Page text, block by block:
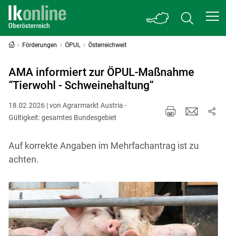
Förderungen ÖPUL Österreichweit
AMA informiert zur ÖPUL-Maßnahme
“Tierwohl - Schweinehaltung“
18.02.2026 | von Agrarmarkt Austria -
Gültigkeit: gesamtes Bundesgebiet
Auf korrekte Angaben im Mehrfachantrag ist zu
achten.